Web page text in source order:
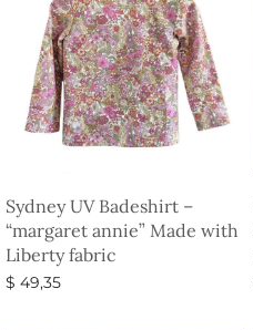
Sydney UV Badeshirt –
“margaret annie” Made with
Liberty fabric
$ 49,35